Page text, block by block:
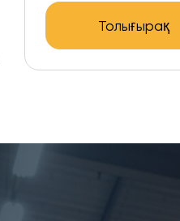
Толығырақ